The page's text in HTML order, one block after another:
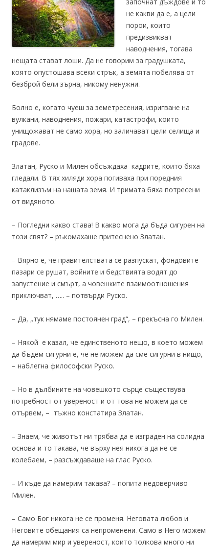
не какви да е, а цели
порои, които
предизвикват
наводнения, тогава
нещата стават лоши. Да не говорим за градушката,
която опустошава всеки стрък, а земята побелява от
безброй бели зърна, никому ненужни.
Болно е, когато чуеш за земетресения, изригване на
вулкани, наводнения, пожари, катастрофи, които
унищожават не само хора, но заличават цели селища и
градове.
Златан, Руско и Милен обсъждаха кадрите, които бяха
гледали. В тях хиляди хора погиваха при поредния
катаклизъм на нашата земя. И тримата бяха потресени
от видяното.
– Погледни какво става! В какво мога да бъда сигурен на
този свят? – ръкомахаше притеснено Златан.
– Вярно е, че правителствата се разпускат, фондовите
пазари се рушат, войните и бедствията водят до
запустение и смърт, а човешките взаимоотношения
приключват, ….. – потвърди Руско.
– Да, „тук нямаме постоянен град“, – прекъсна го Милен.
– Някой е казал, че единственото нещо, в което можем
да бъдем сигурни е, че не можем да сме сигурни в нищо,
– наблегна философски Руско.
– Но в дълбините на човешкото сърце съществува
потребност от увереност и от това не можем да се
отървем, – тъжно констатира Златан.
– Знаем, че животът ни трябва да е изграден на солидна
основа и то такава, че върху нея никога да не се
колебаем, – разсъждаваше на глас Руско.
– И къде да намерим такава? – попита недоверчиво
Милен.
– Само Бог никога не се променя. Неговата любов и
Неговите обещания са непроменени. Само в Него можем
да намерим мир и увереност, които толкова много ни